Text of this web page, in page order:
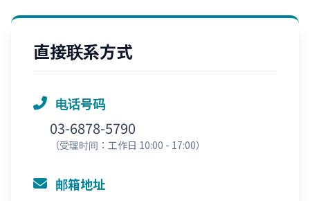
直接联系方式
电话号码
03-6878-5790
（受理时间：工作日 10:00 - 17:00）
邮箱地址